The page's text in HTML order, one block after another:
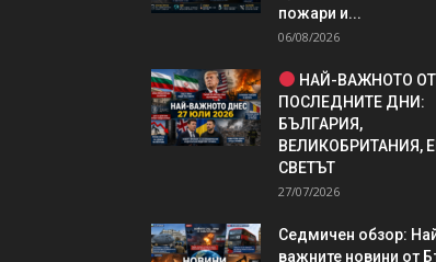
пожари и...
06/08/2026
НАЙ-ВАЖНОТО ОТ
ПОСЛЕДНИТЕ ДНИ:
БЪЛГАРИЯ,
ВЕЛИКОБРИТАНИЯ,
СВЕТЪТ
27/07/2026
Седмичен обзор:
важните новини от